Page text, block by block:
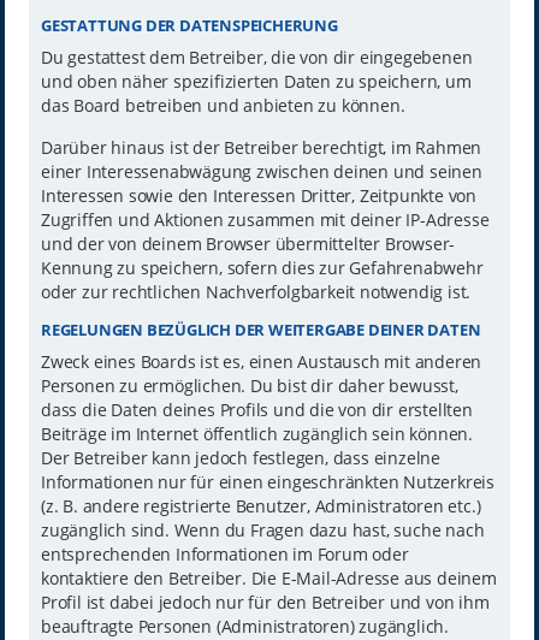
GESTATTUNG DER DATENSPEICHERUNG
Du gestattest dem Betreiber, die von dir eingegebenen
und oben näher spezifizierten Daten zu speichern, um
das Board betreiben und anbieten zu können.
Darüber hinaus ist der Betreiber berechtigt, im Rahmen
einer Interessenabwägung zwischen deinen und seinen
Interessen sowie den Interessen Dritter, Zeitpunkte von
Zugriffen und Aktionen zusammen mit deiner IP-Adresse
und der von deinem Browser übermittelter Browser-
Kennung zu speichern, sofern dies zur Gefahrenabwehr
oder zur rechtlichen Nachverfolgbarkeit notwendig ist.
REGELUNGEN BEZÜGLICH DER WEITERGABE DEINER DATEN
Zweck eines Boards ist es, einen Austausch mit anderen
Personen zu ermöglichen. Du bist dir daher bewusst,
dass die Daten deines Profils und die von dir erstellten
Beiträge im Internet öffentlich zugänglich sein können.
Der Betreiber kann jedoch festlegen, dass einzelne
Informationen nur für einen eingeschränkten Nutzerkreis
(z. B. andere registrierte Benutzer, Administratoren etc.)
zugänglich sind. Wenn du Fragen dazu hast, suche nach
entsprechenden Informationen im Forum oder
kontaktiere den Betreiber. Die E-Mail-Adresse aus deinem
Profil ist dabei jedoch nur für den Betreiber und von ihm
beauftragte Personen (Administratoren) zugänglich.